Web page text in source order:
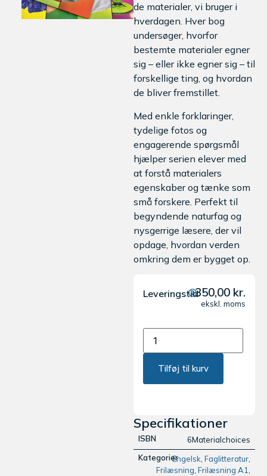
de materialer, vi bruger i
hverdagen. Hver bog
undersøger, hvorfor
bestemte materialeregner
sig – eller ikke egnersig – til
forskellige ting, og hvordan
de bliverfremstillet.
Med enkle forklaringer,
tydelige fotos og
engagerende spørgsmål
hjælperserien elever med
at forstå materialers
egenskaberog tænke som
små forskere. Perfekt til
begyndende naturfag og
nysgerrige læsere, dervil
opdage, hvordan verden
omkring dem er bygget op.
Leveringstid350,00 kr.
ekskl. moms
Tilføj til kurv
Specifikationer
ISBN
6Materialchoices
KategorierEngelsk Faglitteratur
Frilæsning Frilæsning A1